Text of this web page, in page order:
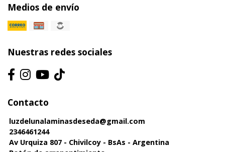
Medios de envío
Nuestras redes sociales
Contacto
luzdelunalaminasdeseda@gmail.com
2346461244
Av Urquiza 807 - Chivilcoy - BsAs - Argentina